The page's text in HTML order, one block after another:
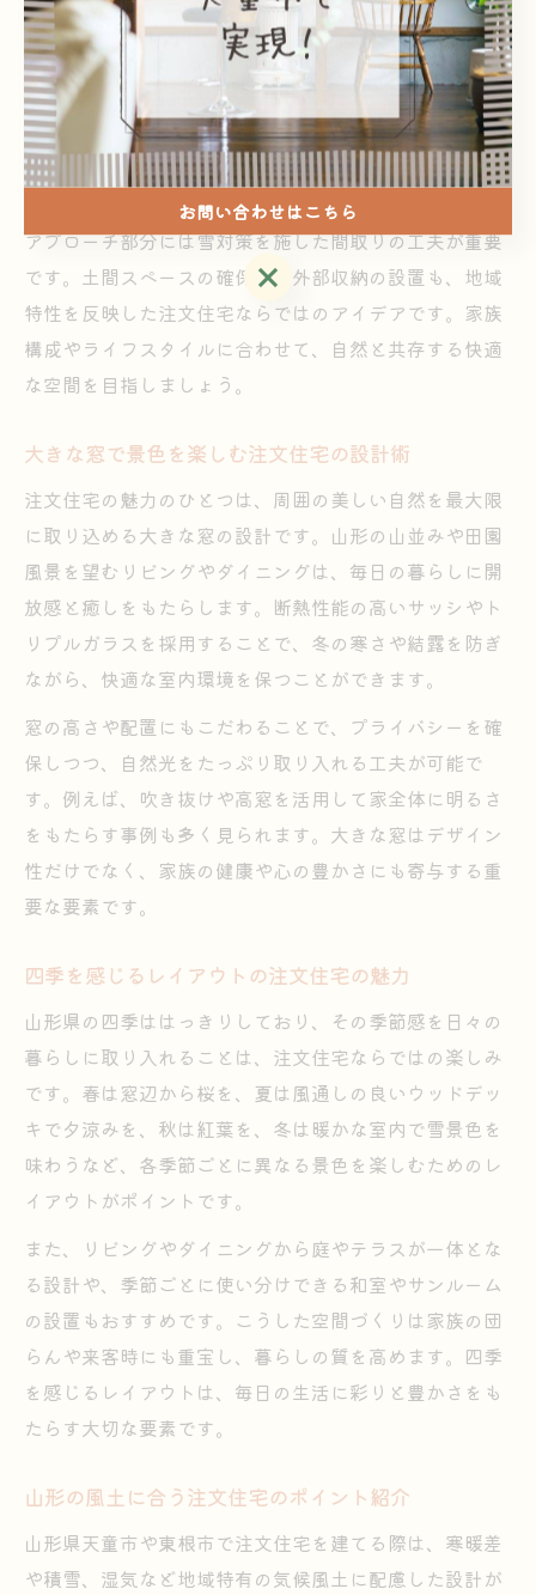
識し、敷地の方角や周囲の景観を活かすことで、家の中
にいながら四季折々の変化を感じられる住まいを実現で
きます。例えば、南向きのリビングや大きな窓を配置
し、冬は陽だまりを、夏は涼風を取り込む設計が人気で
す。
また、天童市や東根市は冬の降雪量が多いため、玄関や
アプローチ部分には雪対策を施した間取りの工夫が重要
です。土間スペースの確保や、外部収納の設置も、地域
特性を反映した注文住宅ならではのアイデアです。家族
構成やライフスタイルに合わせて、自然と共存する快適
な空間を目指しましょう。
大きな窓で景色を楽しむ注文住宅の設計術
注文住宅の魅力のひとつは、周囲の美しい自然を最大限
に取り込める大きな窓の設計です。山形の山並みや田園
風景を望むリビングやダイニングは、毎日の暮らしに開
放感と癒しをもたらします。断熱性能の高いサッシやト
リプルガラスを採用することで、冬の寒さや結露を防ぎ
ながら、快適な室内環境を保つことができます。
窓の高さや配置にもこだわることで、プライバシーを確
保しつつ、自然光をたっぷり取り入れる工夫が可能で
す。例えば、吹き抜けや高窓を活用して家全体に明るさ
をもたらす事例も多く見られます。大きな窓はデザイン
性だけでなく、家族の健康や心の豊かさにも寄与する重
要な要素です。
四季を感じるレイアウトの注文住宅の魅力
山形県の四季ははっきりしており、その季節感を日々の
暮らしに取り入れることは、注文住宅ならではの楽しみ
です。春は窓辺から桜を、夏は風通しの良いウッドデッ
キで夕涼みを、秋は紅葉を、冬は暖かな室内で雪景色を
味わうなど、各季節ごとに異なる景色を楽しむためのレ
イアウトがポイントです。
また、リビングやダイニングから庭やテラスが一体とな
る設計や、季節ごとに使い分けできる和室やサンルーム
の設置もおすすめです。こうした空間づくりは家族の団
らんや来客時にも重宝し、暮らしの質を高めます。四季
を感じるレイアウトは、毎日の生活に彩りと豊かさをも
たらす大切な要素です。
山形の風土に合う注文住宅のポイント紹介
山形県天童市や東根市で注文住宅を建てる際は、寒暖差
や積雪、湿気など地域特有の気候風土に配慮した設計が
お問い合わせはこちら
お問い合わせはこちら